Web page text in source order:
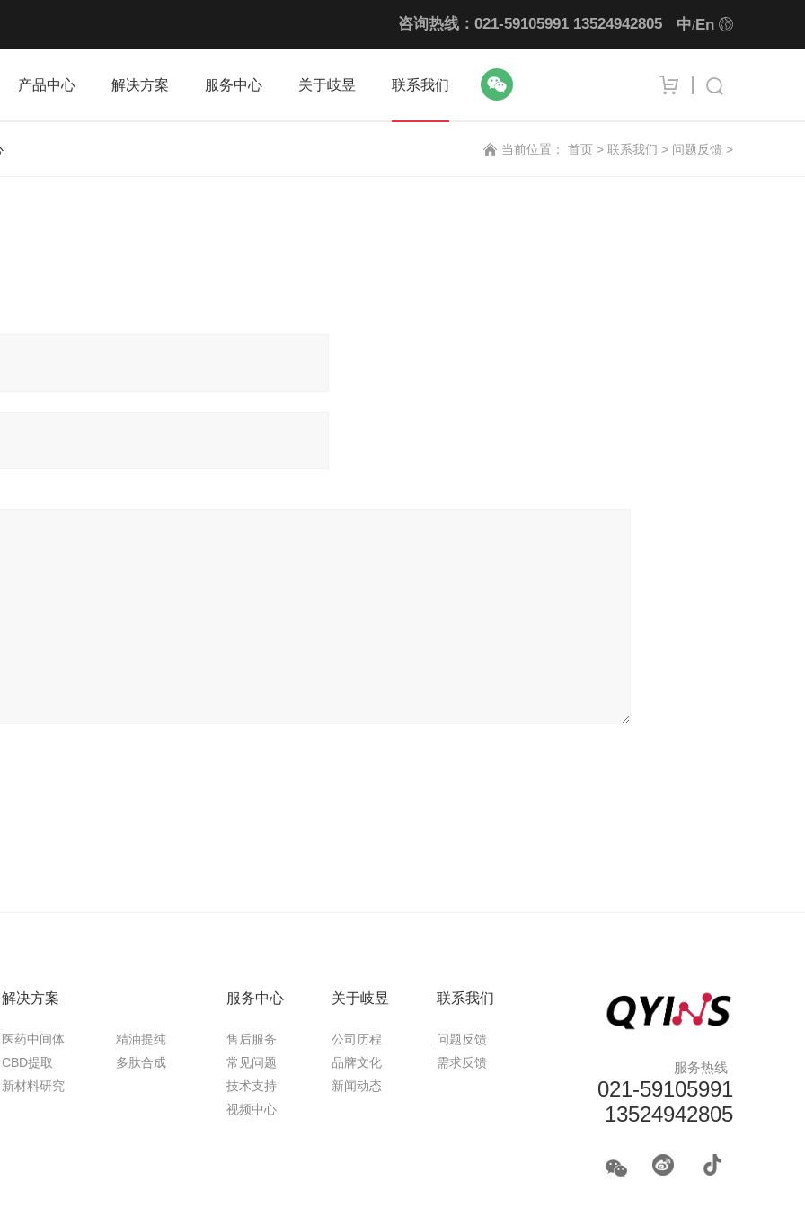
中/En
咨询热线：021-59105991 13524942805
产品中心 解决方案 服务中心 关于岐昱 联系我们
当前位置： 首页 > 联系我们 > 问题反馈 >
解决方案
医药中间体
精油提纯
CBD提取
多肽合成
新材料研究
服务中心
售后服务
常见问题
技术支持
视频中心
关于岐昱
公司历程
品牌文化
新闻动态
联系我们
问题反馈
需求反馈
服务热线
021-59105991
13524942805